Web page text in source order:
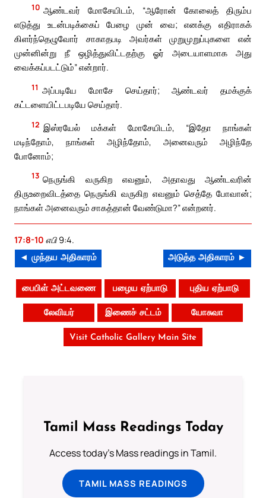
10 ஆண்டவர் மோசேயிடம், “ஆரோன் கோலைத் திரும்ப
எடுத்து உடன்படிக்கைப் பேழை முன் வை; எனக்கு எதிராகக்
கிளர்ந்தெழுவோர் சாகாதபடி அவர்கள் முறுமுறுப்புகளை என்
முன்னின்று நீ ஒழித்துவிட்டதற்கு ஓர் அடையாளமாக அது
வைக்கப்படட்டும்” என்றார்.
11 அப்படியே மோசே செய்தார்; ஆண்டவர் தமக்குக்
கட்டளையிட்டபடியே செய்தார்.
12 இஸ்ரயேல் மக்கள் மோசேயிடம், “இதோ நாங்கள்
மடிந்தோம், நாங்கள் அழிந்தோம், அனைவரும் அழிந்தே
போனோம்;
13 நெருங்கி வருகிற எவனும், அதாவது ஆண்டவரின்
திருஉறைவிடத்தை நெருங்கி வருகிற எவனும் செத்தே போவான்;
நாங்கள் அனைவரும் சாகத்தான் வேண்டுமா?” என்றனர்.
17:8-10 எபி 9:4.
◄ முந்தய அதிகாரம் அடுத்த அதிகாரம் ►
பைபிள் அட்டவணை பழைய ஏற்பாடு புதிய ஏற்பாடு
லேவியர் இணைச் சட்டம் யோசுவா
Visit Catholic Gallery Main Site
Tamil Mass Readings Today
Access today's Mass readings in Tamil.
TAMIL MASS READINGS